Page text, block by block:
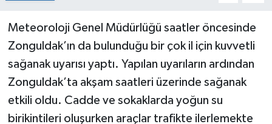
Meteoroloji Genel Müdürlüğü saatler öncesinde
Zonguldak’ın da bulunduğu bir çok il için kuvvetli
sağanak uyarısı yaptı. Yapılan uyarıların ardından
Zonguldak’ta akşam saatleri üzerinde sağanak
etkili oldu. Cadde ve sokaklarda yoğun su
birikintileri oluşurken araçlar trafikte ilerlemekte